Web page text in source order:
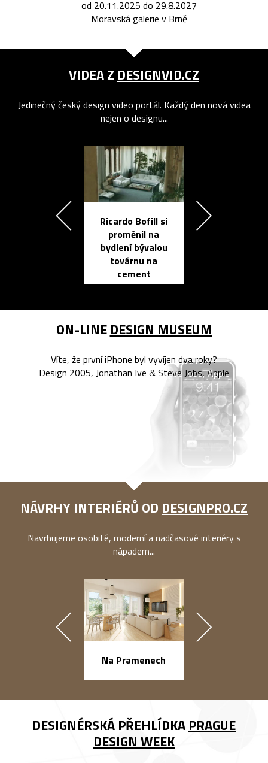
od 20.11.2025 do 29.8.2027
Moravská galerie v Brně
VIDEA Z DESIGNVID.CZ
Jedinečný český design video portál. Každý den nová videa
nejen o designu...
Ricardo Bofill si
proměnil na
bydlení bývalou
továrnu na
cement
ON-LINE DESIGN MUSEUM
Víte, že první iPhone byl vyvíjen dva roky?
Design 2005, Jonathan Ive & Steve Jobs, Apple
NÁVRHY INTERIÉRŮ OD DESIGNPRO.CZ
Navrhujeme osobité, moderní a nadčasové interiéry s
nápadem...
Na Pramenech
DESIGNÉRSKÁ PŘEHLÍDKA PRAGUE
DESIGN WEEK